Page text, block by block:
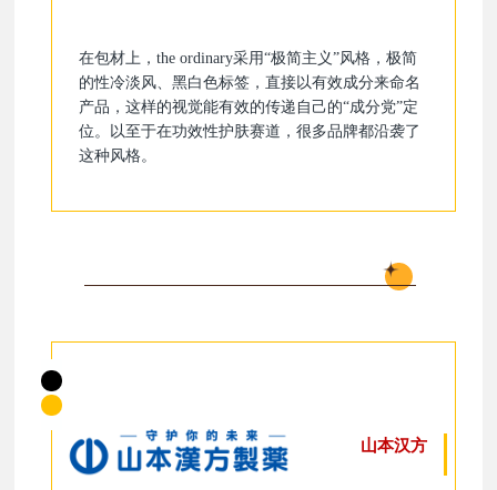
在包材上，the ordinary采用“极简主义”风格，极简
的性冷淡风、黑白色标签，直接以有效成分来命名
产品，这样的视觉能有效的传递自己的“成分党”定
位。以至于在功效性护肤赛道，很多品牌都沿袭了
这种风格。
山本汉方